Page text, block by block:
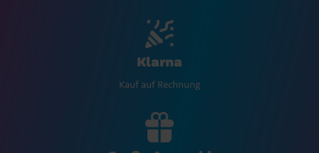
Klarna
Kauf auf Rechnung